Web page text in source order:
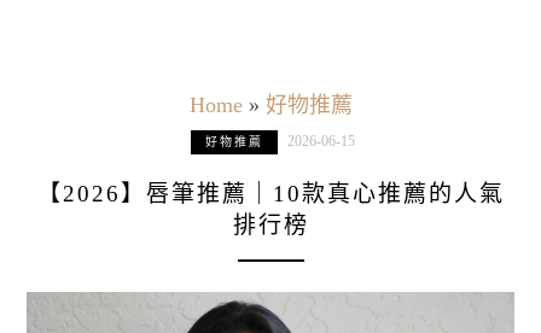
Home» 好物推薦
好物推薦 2026-06-15
【2026】唇筆推薦｜10款真心推薦的人氣
排行榜